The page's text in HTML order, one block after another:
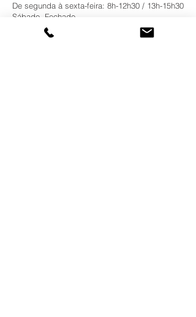
De segunda à sexta-feira: 8h-12h30 / 13h-15h30
Sábado- Fechado
Domingo- Fechado